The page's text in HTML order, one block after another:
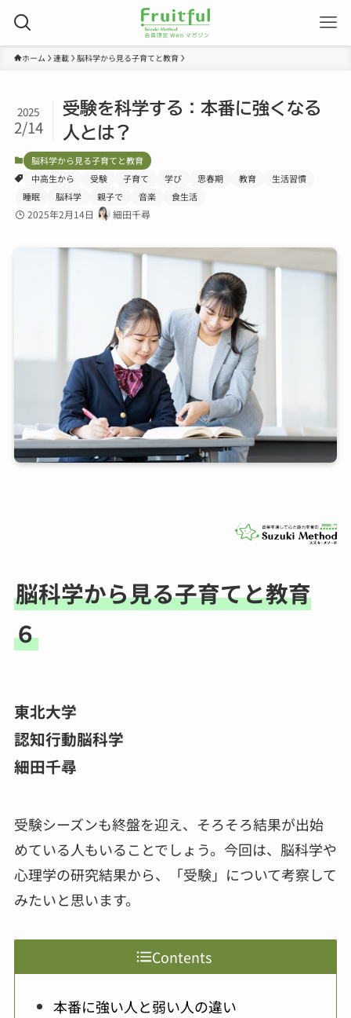
ホーム 連載 脳科学から見る子育てと教育
受験を科学する：本番に強くなる
人とは？
2025
2/14
脳科学から見る子育てと教育
中高生から
受験 子育て 学び 思春期 教育
生活習慣
睡眠
脳科学 親子で 音楽 食生活
2025年2月14日 細田千尋
脳科学から見る子育てと教育
６
東北大学
認知行動脳科学
細田千尋
受験シーズンも終盤を迎え、そろそろ結果が出始
めている人もいることでしょう。今回は、脳科学や
心理学の研究結果から、「受験」について考察して
みたいと思います。
Contents
本番に強い人と弱い人の違い